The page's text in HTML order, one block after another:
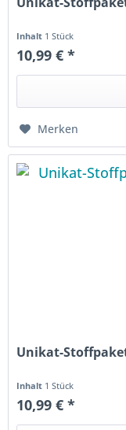
Inhalt 1 Stück
10,99 € *
Merken
Unikat-
Inhalt 1 Stück
10,99 € *